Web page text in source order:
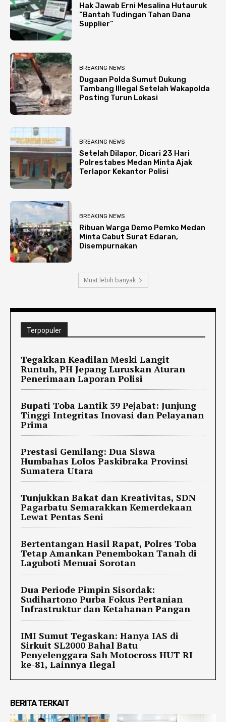
Hak Jawab Erni Mesalina Hutauruk
“Bantah Tudingan Tahan Dana
Supplier”
BREAKING NEWS
Dugaan Polda Sumut Dukung
Tambang Illegal Setelah Wakapolda
Posting Turun Lokasi
BREAKING NEWS
Setelah Dilapor, Dicari 23 Hari
Polrestabes Medan Minta Ajak
Terlapor Kekantor Polisi
BREAKING NEWS
Ribuan Warga Demo Pemko Medan
Minta Cabut Surat Edaran,
Disempurnakan
Muat lebih banyak
Terpopuler
Tegakkan Keadilan Meski Langit
Runtuh, PH Jepang Luruskan Aturan
Penerimaan Laporan Polisi
Bupati Toba Lantik 39 Pejabat: Junjung
Tinggi Integritas Inovasi dan Pelayanan
Prima
Prestasi Gemilang: Dua Siswa
Humbahas Lolos Paskibraka Provinsi
Sumatera Utara
Tunjukkan Bakat dan Kreativitas, SDN
Pagarbatu Semarakkan Kemerdekaan
Lewat Pentas Seni
Bertentangan Hasil Rapat, Polres Toba
Tetap Amankan Penembokan Tanah di
Laguboti Menuai Sorotan
Dua Periode Pimpin Sisordak:
Sudihartono Purba Fokus Pertanian
Infrastruktur dan Ketahanan Pangan
IMI Sumut Tegaskan: Hanya IAS di
Sirkuit SL2000 Bahal Batu
Penyelenggara Sah Motocross HUT RI
ke-81, Lainnya Ilegal
BERITA TERKAIT